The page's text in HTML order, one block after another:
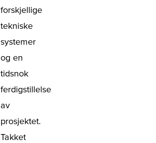
forskjellige
tekniske
systemer
og en
tidsnok
ferdigstillelse
av
prosjektet.
Takket